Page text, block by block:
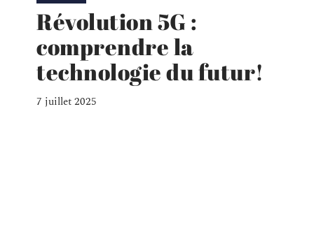
Révolution 5G :
comprendre la
technologie du futur!
7 juillet 2025